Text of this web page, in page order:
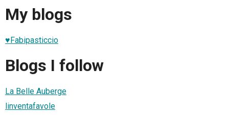
My blogs
♥Fabipasticcio
Blogs I follow
La Belle Auberge
linventafavole